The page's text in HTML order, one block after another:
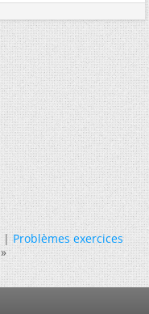
|Problèmes exercices
»